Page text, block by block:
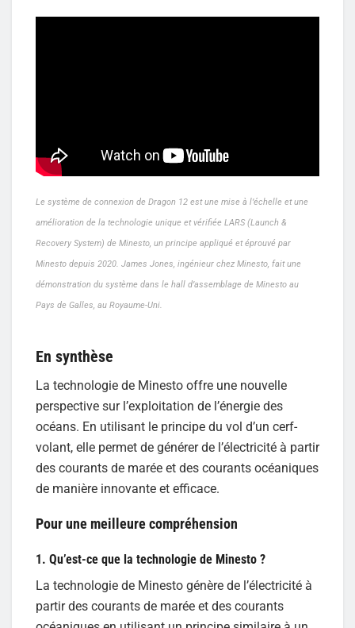
Le système de connexion de Dragon 12 est une mise à l’échelle et une
amélioration de la technologie unique et vérifiée LARS (Launch &
Recovery System) de Minesto, un principe appliqué et éprouvé par
Minesto depuis 2020. James Jones, ingénieur chez Minesto, fait une
démonstration du système dans le hall d’assemblage de Minesto au
Pays de Galles, au Royaume-Uni.
En synthèse
La technologie de Minesto offre une nouvelle
perspective sur l’exploitation de l’énergie des
océans. En utilisant le principe du vol d’un cerf-
volant, elle permet de générer de l’électricité à partir
des courants de marée et des courants océaniques
de manière innovante et efficace.
Pour une meilleure compréhension
1. Qu’est-ce que la technologie de Minesto ?
La technologie de Minesto génère de l’électricité à
partir des courants de marée et des courants